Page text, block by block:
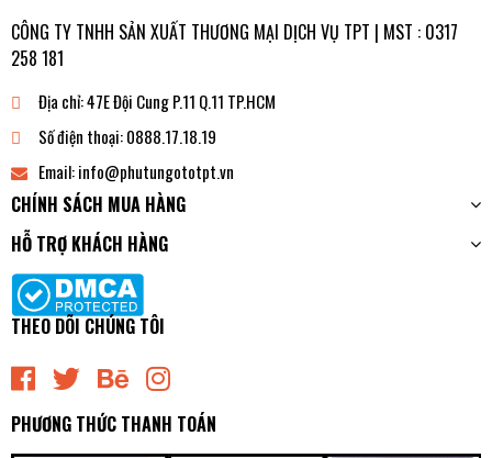
CÔNG TY TNHH SẢN XUẤT THƯƠNG MẠI DỊCH VỤ TPT | MST : 0317
258 181
Địa chỉ:47E Đội Cung P.11 Q.11 TP.HCM
Số điện thoại:0888.17.18.19
Email:info@phutungototpt.vn
CHÍNH SÁCH MUA HÀNG
HỖ TRỢ KHÁCH HÀNG
THEO DÕI CHÚNG TÔI
PHƯƠNG THỨC THANH TOÁN